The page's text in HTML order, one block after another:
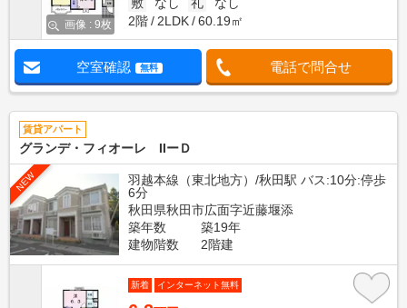
画像 : 9枚
2階
2LDK 60.19㎡
空室確認 無料 電話で問合せ
賃貸アパート
グランデ・フィオーレ IIーＤ
NEW
羽越本線（東北地方）/秋田駅 バス:10分:停歩
6分
秋田県秋田市広面字近藤堰添
築年数
築19年
建物階数
2階建
新着 インターネット無料